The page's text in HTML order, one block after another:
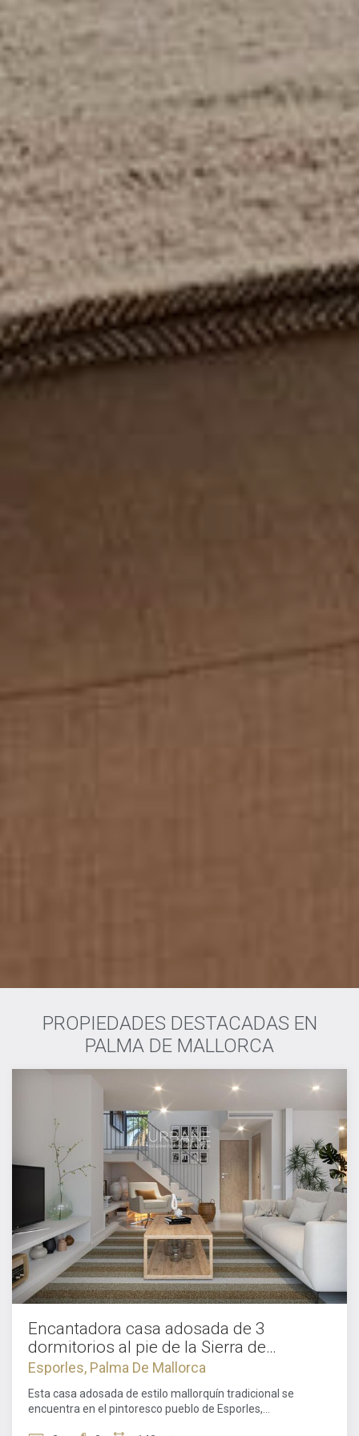
PROPIEDADES DESTACADAS EN
PALMA DE MALLORCA
Encantadora casa adosada de 3
dormitorios al pie de la Sierra de
Tramuntana en Mallorca
Esporles, Palma De Mallorca
Esta casa adosada de estilo mallorquín tradicional se
encuentra en el pintoresco pueblo de Esporles,